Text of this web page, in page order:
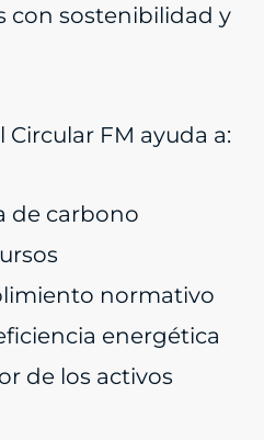
con sostenibilidad y
Circular FM ayuda a:
de carbono
normativo
energética
de los activos